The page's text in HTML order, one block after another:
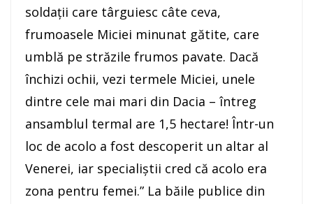
soldaţii care târguiesc câte ceva,
frumoasele Miciei minunat gătite, care
umblă pe străzile frumos pavate. Dacă
închizi ochii, vezi termele Miciei, unele
dintre cele mai mari din Dacia – întreg
ansamblul termal are 1,5 hectare! Într-un
loc de acolo a fost descoperit un altar al
Venerei, iar specialiştii cred că acolo era
zona pentru femei.” La băile publice din